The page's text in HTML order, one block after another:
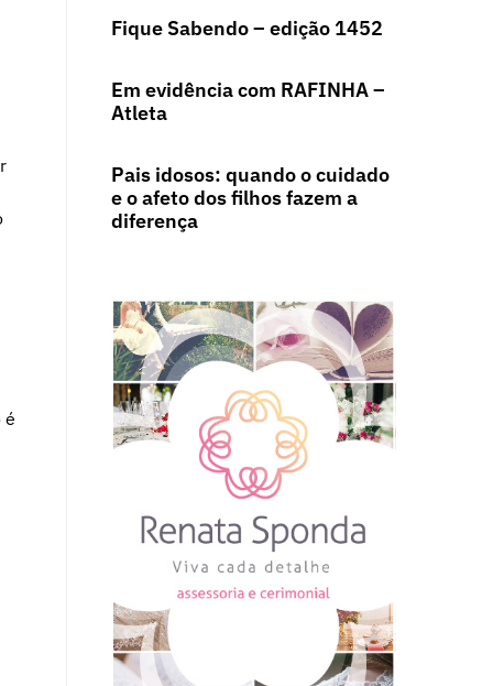
é
Fique Sabendo – edição 1452
Em evidência com RAFINHA –
Atleta
Pais idosos: quando o cuidado
e o afeto dos filhos fazem a
diferença